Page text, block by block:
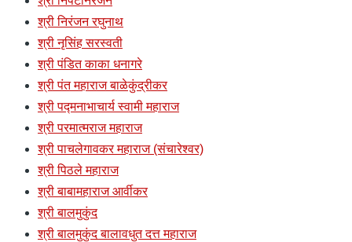
श्री निरंजन रघुनाथ
श्री नृसिंह सरस्वती
श्री पंडित काका धनागरे
श्री पंत महाराज बाळेकुंद्रीकर
श्री पद्मनाभाचार्य स्वामी महाराज
श्री परमात्मराज महाराज
श्री पाचलेगावकर महाराज (संचारेश्वर)
श्री पिठले महाराज
श्री बाबामहाराज आर्वीकर
श्री बालमुकुंद
श्री बालमुकुंद बालावधुत दत्त महाराज